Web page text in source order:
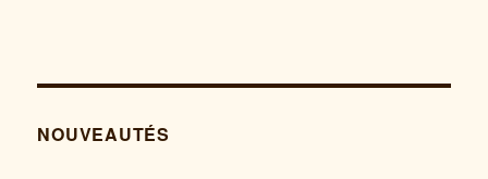
NOUVEAUTÉS